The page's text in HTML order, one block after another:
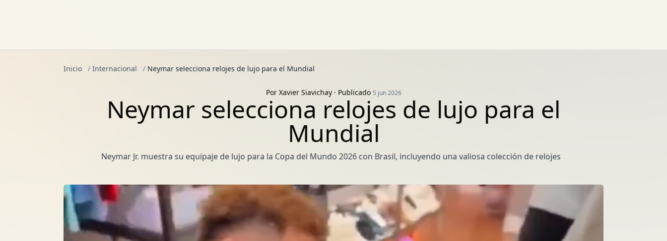
Inicio / Internacional / Neymar selecciona relojes de lujo para el Mundial
Por Xavier Siavichay· Publicado 5 jun 2026
Neymar selecciona relojes de lujo para el
Mundial
Neymar Jr. muestra su equipaje de lujo para la Copa del Mundo 2026 con Brasil, incluyendo una valiosa colección de relojes